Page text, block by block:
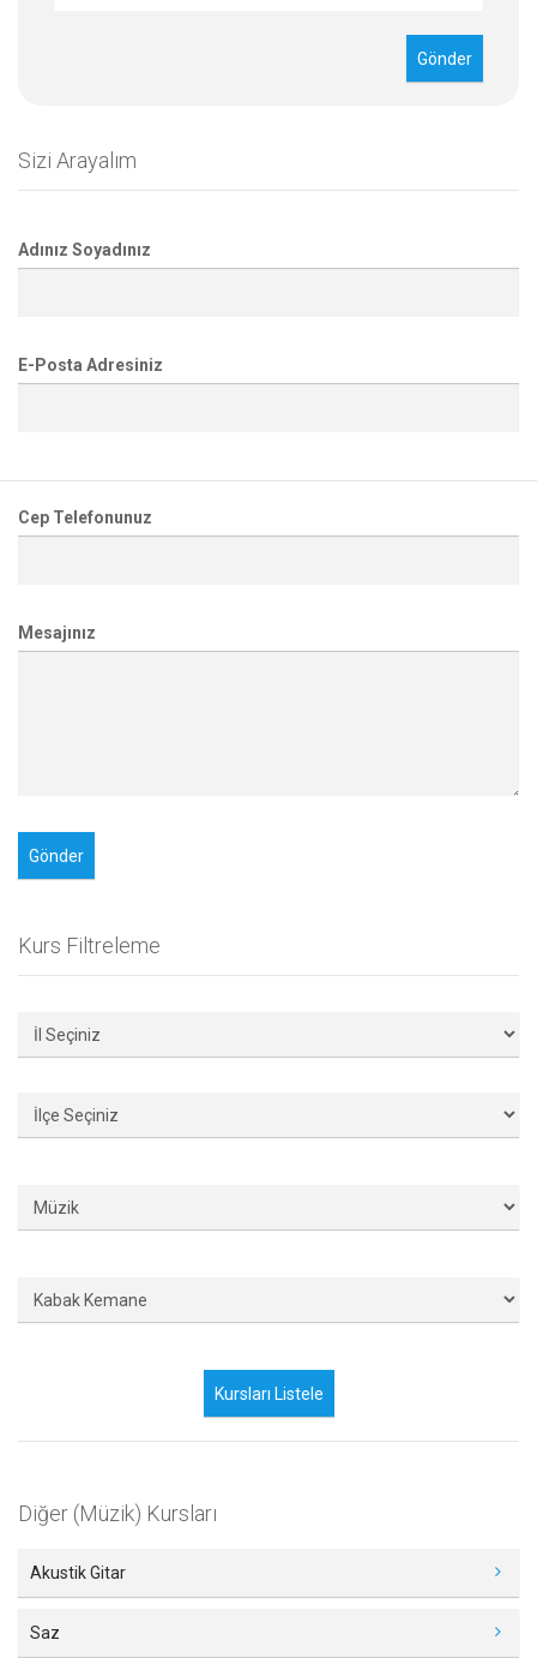
Sizi Arayalım
Adınız Soyadınız
E-Posta Adresiniz
Cep Telefonunuz
Mesajınız
Kurs Filtreleme
Diğer (Müzik) Kursları
Akustik Gitar
Saz